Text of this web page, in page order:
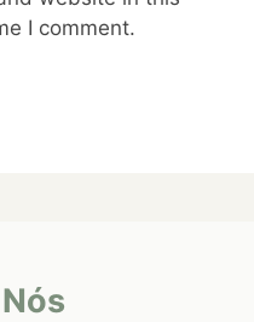
I comment.